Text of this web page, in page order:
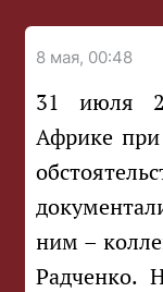
8 мая, 00:48
31 июля 2018 года в Центральной
Африке
ним –
Радченко.